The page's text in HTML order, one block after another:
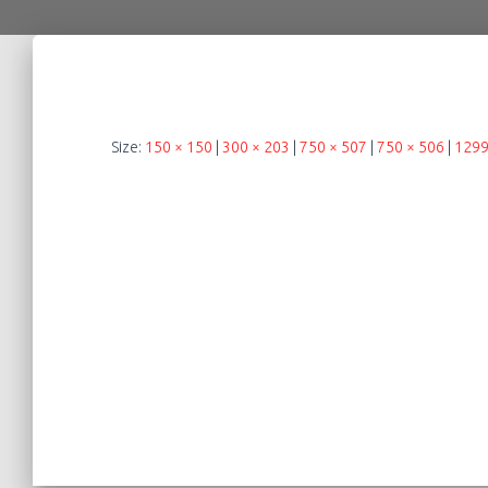
Size: 150 × 150 300 × 203 750 × 507 750 × 506